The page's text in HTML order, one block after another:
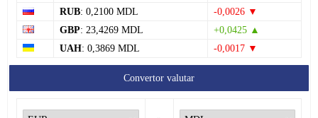
UAH: 0,3869 MDL -0,0017 ▼
»